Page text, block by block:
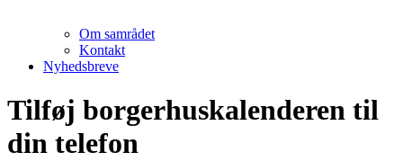
Om samrådet
Kontakt
Nyhedsbreve
Tilføj borgerhuskalenderen til
din telefon